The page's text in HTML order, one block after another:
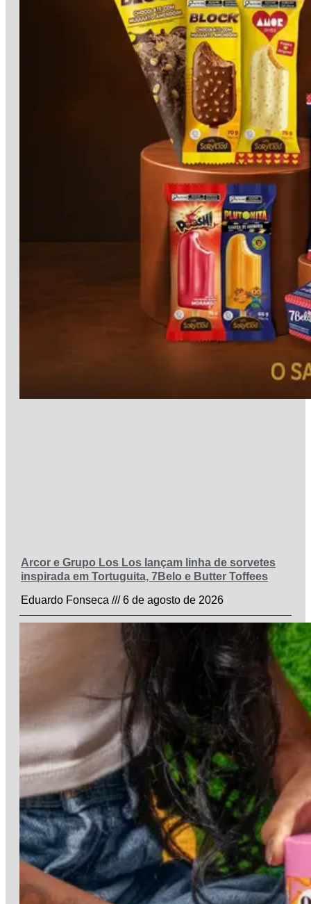
Arcor e Grupo Los Los lançam linha de sorvetes
inspirada em Tortuguita, 7Belo e Butter Toffees
Eduardo Fonseca
6 de agosto de 2026